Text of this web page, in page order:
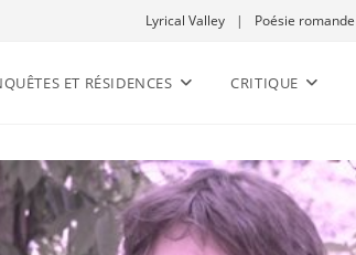
Lyrical Valley | Poésie romande
ET RÉSIDENCES CRITIQUE